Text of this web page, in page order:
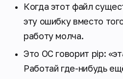
Когда этот файл
эту ошибку вместо
работу молча.
Это ОС говорит pip: «
Работай где-нибудь